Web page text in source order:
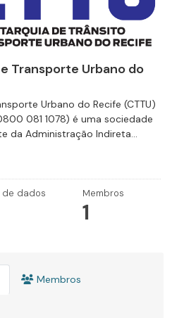
Transporte Urbano do
Urbano do Recife (CTTU)
081 1078) é uma sociedade
da Administração Indireta...
de dados Membros
1
Membros